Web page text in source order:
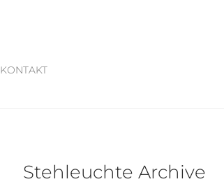
KONTAKT
Stehleuchte Archive